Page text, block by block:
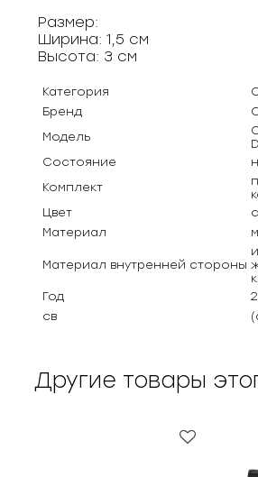
Размер:
Ширина: 1,5 см
Высота: 3 см
Категория
Бренд
Модель
Состояние
Комплект
Цвет
Материал
Материал внутренней стороны
Год
св
Другие товары